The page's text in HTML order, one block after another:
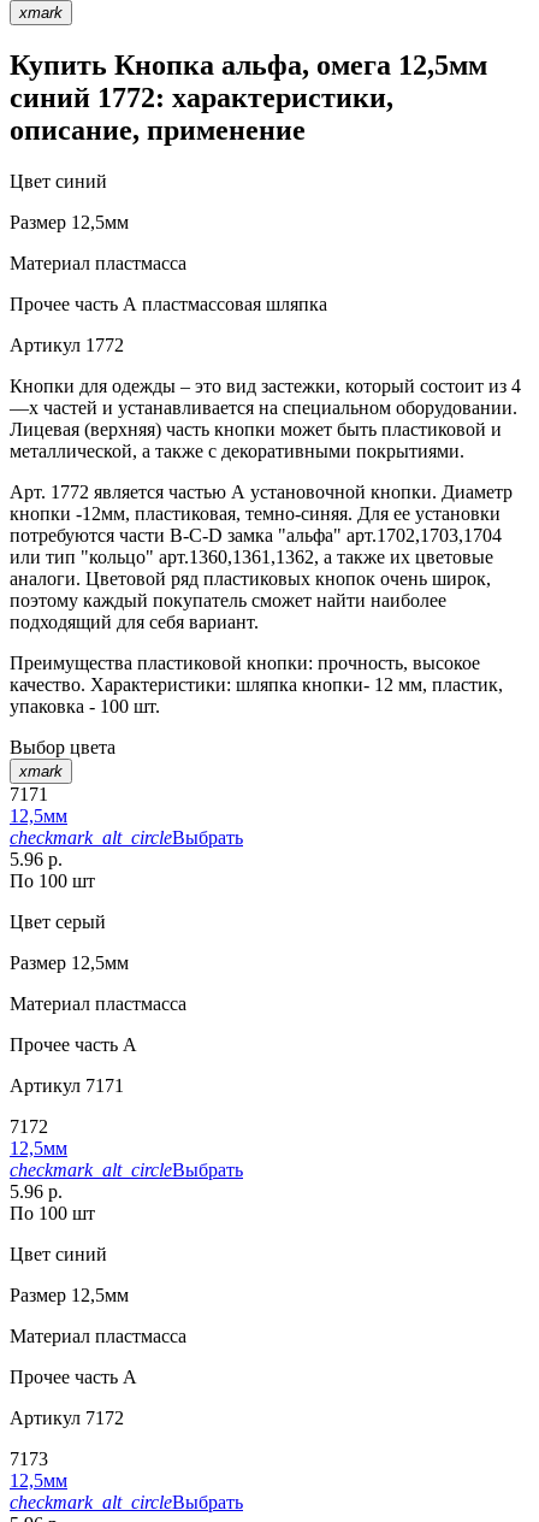
xmark
Купить Кнопка альфа, омега 12,5мм
синий 1772: характеристики,
описание, применение
Цвет синий
Размер 12,5мм
Материал пластмасса
Прочее часть А пластмассовая шляпка
Артикул 1772
Кнопки для одежды – это вид застежки, который состоит из 4
—х частей и устанавливается на специальном оборудовании.
Лицевая (верхняя) часть кнопки может быть пластиковой и
металлической, а также с декоративными покрытиями.
Арт. 1772 является частью А установочной кнопки. Диаметр
кнопки -12мм, пластиковая, темно-синяя. Для ее установки
потребуются части В-C-D замка "альфа" арт.1702,1703,1704
или тип "кольцо" арт.1360,1361,1362, а также их цветовые
аналоги. Цветовой ряд пластиковых кнопок очень широк,
поэтому каждый покупатель сможет найти наиболее
подходящий для себя вариант.
Преимущества пластиковой кнопки: прочность, высокое
качество. Характеристики: шляпка кнопки- 12 мм, пластик,
упаковка - 100 шт.
Выбор цвета
xmark
7171
12,5мм
checkmark_alt_circleВыбрать
5.96 р.
По 100 шт
Цвет серый
Размер 12,5мм
Материал пластмасса
Прочее часть A
Артикул 7171
7172
12,5мм
checkmark_alt_circleВыбрать
5.96 р.
По 100 шт
Цвет синий
Размер 12,5мм
Материал пластмасса
Прочее часть A
Артикул 7172
7173
12,5мм
checkmark_alt_circleВыбрать